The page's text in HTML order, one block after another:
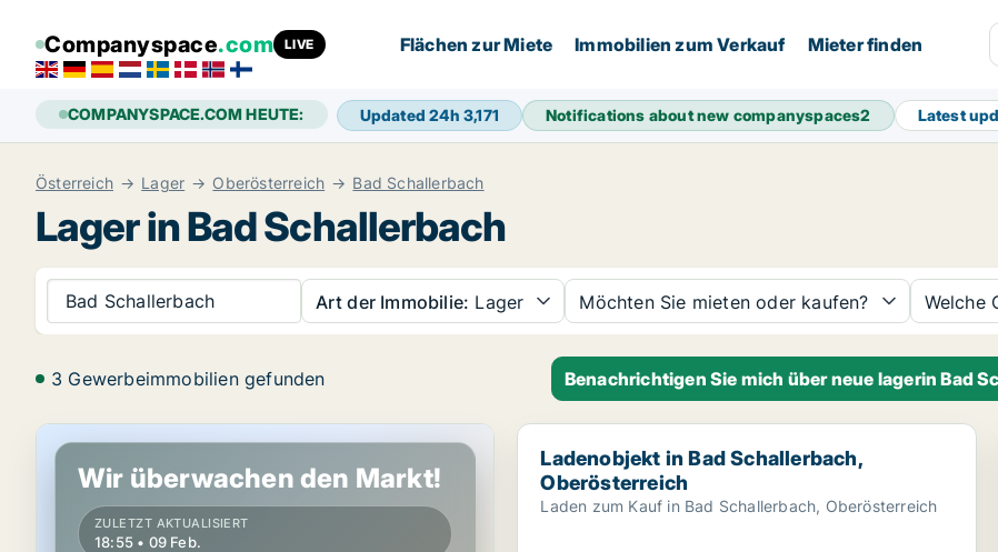
Companyspace.com LIVE Flächen zur Miete Immobilien zum Verkauf Mieter finden
COMPANYSPACE.COM HEUTE: Updated 24h3,171 Notifications about new companyspaces2 Latest
Österreich Lager Oberösterreich Bad Schallerbach
Lager in Bad Schallerbach
Bad Schallerbach Art der Immobilie: Lager Möchten Sie mieten oder kaufen? Welche
3 Gewerbeimmobilien gefunden Benachrichtigen Sie mich über neue lagerin Bad
Lagerimmobilie in Bad Schallerbach, Oberösterreich
Wir überwachen den Markt!
ZULETZT AKTUALISIERT
18:55 • 09 Feb.
Ladenobjekt in Bad Schallerbach, Oberösterreich
Ladenobjekt in Bad Schallerbach,
Oberösterreich
Laden zum Kauf in Bad Schallerbach, Oberösterreich